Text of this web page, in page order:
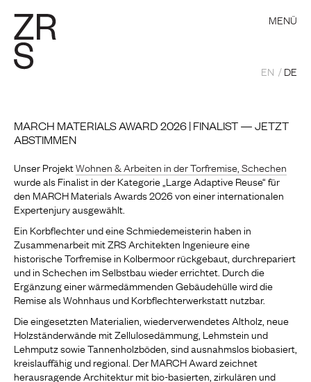
MENÜ
EN DE
MARCH MATERIALS AWARD 2026 | FINALIST — JETZT
ABSTIMMEN
Unser ProjektWohnen & Arbeiten in der Torfremise, Schechen
wurde als Finalist in der Kategorie „Large Adaptive Reuse“ für
den MARCH Materials Awards 2026 von einer internationalen
Expertenjury ausgewählt.
Ein Korbflechter und eine Schmiedemeisterin haben in
Zusammenarbeit mit ZRS Architekten Ingenieure eine
historische Torfremise in Kolbermoor rückgebaut, durchrepariert
und in Schechen im Selbstbau wieder errichtet. Durch die
Ergänzung einer wärmedämmenden Gebäudehülle wird die
Remise als Wohnhaus und Korbflechterwerkstatt nutzbar.
Die eingesetzten Materialien, wiederverwendetes Altholz, neue
Holzständerwände mit Zellulosedämmung, Lehmstein und
Lehmputz sowie Tannenholzböden, sind ausnahmslos biobasiert,
kreislauffähig und regional. Der MARCH Award zeichnet
herausragende Architektur mit bio-basierten, zirkulären und